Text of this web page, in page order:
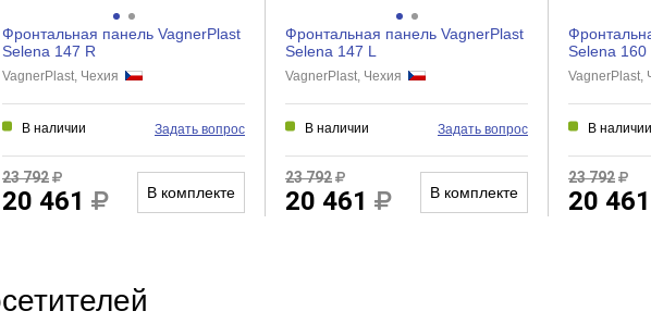
Фронтальная панель VagnerPlast
Selena 147 R
VagnerPlast, Чехия
В наличии Задать вопрос
23 792
20 461 В комплекте
Фронтальная панель VagnerPlast
Selena 147 L
VagnerPlast, Чехия
В наличии Задать вопрос
23 792
20 461 В комплекте
Selena 160
VagnerPlast,
В наличии
23 792
20 461